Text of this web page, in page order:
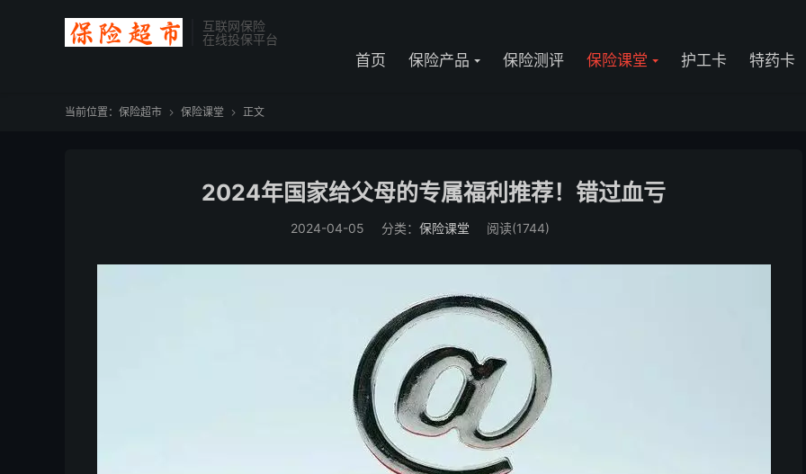
互联网保险
在线投保平台
首页 保险产品 保险测评 保险课堂 护工卡 特药卡
当前位置： 保险超市  保险课堂  正文
2024年国家给父母的专属福利推荐！错过血亏
2024-04-05 分类： 保险课堂 阅读(1744)